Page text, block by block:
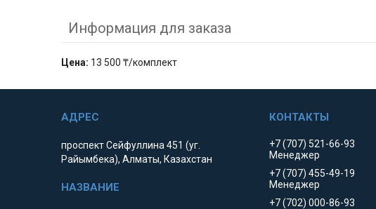
Информация для заказа
Цена: 13 500 ₸/комплект
проспект Сейфуллина 451 (уг.
Райымбека), Алматы, Казахстан
+7 (707) 521-66-93
Менеджер
+7 (707) 455-49-19
Менеджер
+7 (702) 000-86-93